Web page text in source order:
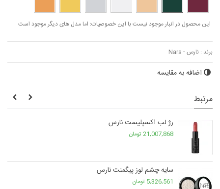
این محصول در انبار موجود نیست با این خصوصیات؛ اما مدل های دیگر موجود است
برند : نارس - Nars
اضافه به مقایسه
مرتبط
رژ لب اکسپلیست نارس
21,007,868 تومان
سایه چشم لوز پیگمنت نارس
5,326,561 تومان